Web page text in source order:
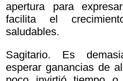
apertura para
facilita el
saludables.
Sagitario. Es
esperar ganancias de